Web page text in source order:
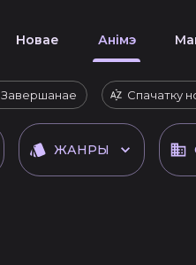
Новае Анімэ
Завершанае Спачатку
ЖАНРЫ